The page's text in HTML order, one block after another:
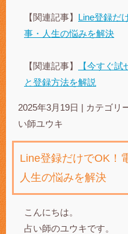
【関連記事】 Line登録だ
事・人生の悩みを解決
【関連記事】
【今すぐ
と登録方法を解説
2025年3月19日 | カテゴリ
い師ユウキ
Line登録だけでOK！
人生の悩みを解決
こんにちは。
占い師のユウキです。